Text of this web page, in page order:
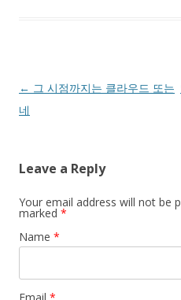
Post navigation
← 그 시점까지는 클라우드 또는
네
Leave a Reply
Your email address will not be
marked *
Name *